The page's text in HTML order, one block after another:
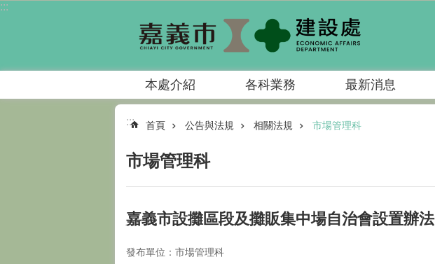
跳到主要內容區塊
:::
本處介紹 各科業務 最新消息
::: 首頁 公告與法規 相關法規 市場管理科
市場管理科
嘉義市設攤區段及攤販集中場自治會設置辦法
發布單位：市場管理科